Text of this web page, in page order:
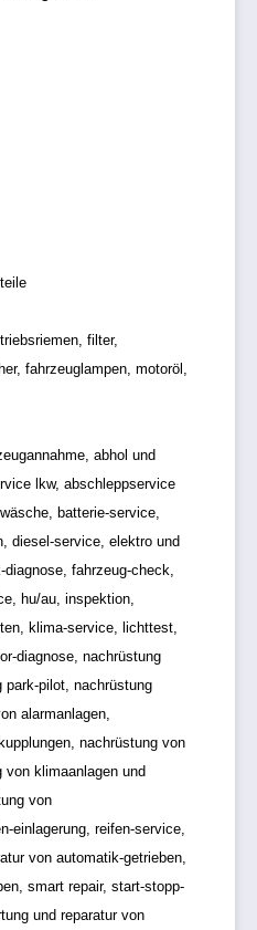
filter,
fahrzeuglampen, motoröl,
abhol und
lkw, abschleppservice
batterie-service,
diesel-service, elektro und
diagnose, fahrzeug-check,
hu/au, inspektion,
klima-service, lichttest,
diagnose, nachrüstung
park-pilot, nachrüstung
alarmanlagen,
nachrüstung von
von klimaanlagen und
von
einlagerung, reifen-service,
von automatik-getrieben,
smart repair, start-stopp-
und reparatur von